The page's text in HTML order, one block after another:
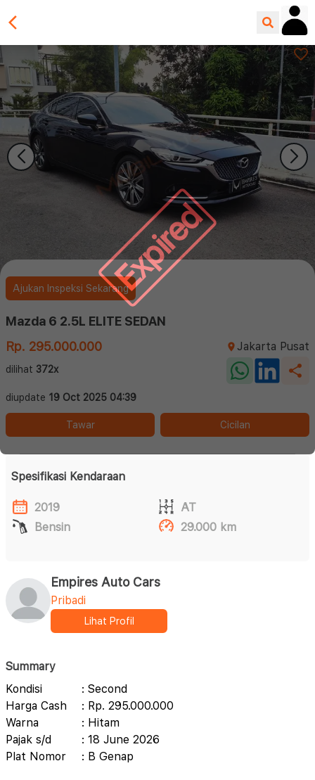
Expired
Ajukan Inspeksi Sekarang
Mazda 6 2.5L ELITE SEDAN
Rp. 295.000.000
Jakarta Pusat
dilihat 372x
diupdate 19 Oct 2025 04:39
Tawar Cicilan
Spesifikasi Kendaraan
2019
AT
Bensin
29.000 km
Empires Auto Cars
Pribadi
Lihat Profil
Summary
Kondisi
: Second
Harga Cash
: Rp. 295.000.000
Warna
: Hitam
Pajak s/d
: 18 June 2026
Plat Nomor
: B Genap